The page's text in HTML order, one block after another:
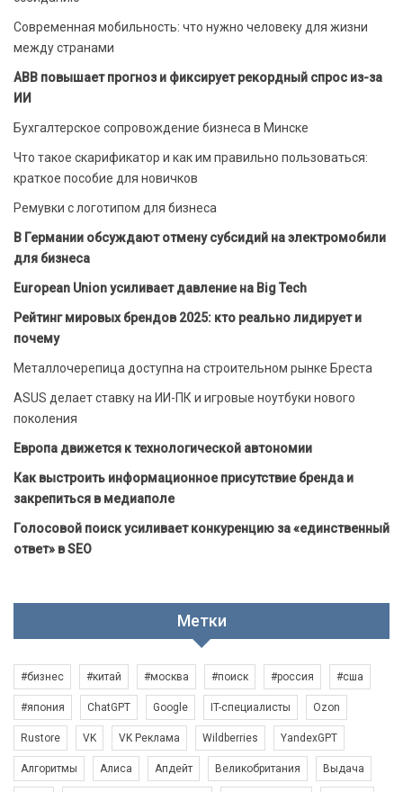
Современная мобильность: что нужно человеку для жизни
между странами
ABB повышает прогноз и фиксирует рекордный спрос из-за
ИИ
Бухгалтерское сопровождение бизнеса в Минске
Что такое скарификатор и как им правильно пользоваться:
краткое пособие для новичков
Ремувки с логотипом для бизнеса
В Германии обсуждают отмену субсидий на электромобили
для бизнеса
European Union усиливает давление на Big Tech
Рейтинг мировых брендов 2025: кто реально лидирует и
почему
Металлочерепица доступна на строительном рынке Бреста
ASUS делает ставку на ИИ-ПК и игровые ноутбуки нового
поколения
Европа движется к технологической автономии
Как выстроить информационное присутствие бренда и
закрепиться в медиаполе
Голосовой поиск усиливает конкуренцию за «единственный
ответ» в SEO
Метки
#бизнес #китай #москва #поиск #россия #сша
#япония ChatGPT Google IT-специалисты Ozon
Rustore VK VK Реклама Wildberries YandexGPT
Алгоритмы Алиса Апдейт Великобритания Выдача